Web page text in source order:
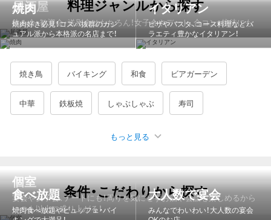
品川 立川 川崎 新横浜 大宮 名駅
梅田駅・大阪駅周辺 なんば（難波） 天王寺・阿倍野
（大阪）京橋 三宮 札幌すすきの 仙台 広島市
那覇
福島県 茨城県 栃木県 群馬県 埼玉県 千葉県
東京都 神奈川県 新潟県 富山県 石川県 福井県
料理ジャンルから探す
居酒屋
飲み会・歓迎会・送別会はもちろん！女子会やデート、合コン、接待にも
焼肉
焼肉好き必見！コスパ抜群のカジ
ュアル派から本格派の名店まで！
イタリアン
ピザやパスタ、コース料理などバ
ラエティ豊かなイタリアン！
焼き鳥 バイキング 和食 ビアガーデン
中華 鉄板焼 しゃぶしゃぶ 寿司
海鮮・魚介 鍋 バー・バル
かに料理 カフェ・スイーツ うなぎ 水炊き
焼肉・ホルモン・鉄板焼 フレンチ カレー 洋食・西洋料理
もっと見る
条件・こだわりから探す
個室
宴会や女子会、デートにも！周りを気にせずお酒や会話を楽しめるから
いつも以上に盛り上がる！
食べ放題
焼肉食べ放題やビュッフェ・バイ
大人数で宴会
みんなでわいわい！大人数の宴会